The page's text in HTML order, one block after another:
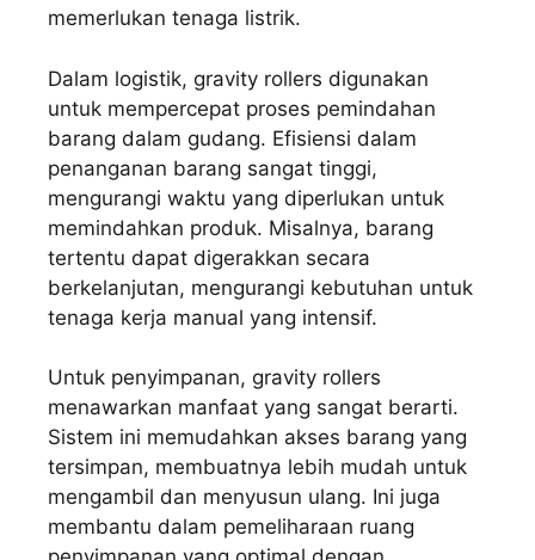
memerlukan tenaga listrik.
Dalam logistik, gravity rollers digunakan
untuk mempercepat proses pemindahan
barang dalam gudang. Efisiensi dalam
penanganan barang sangat tinggi,
mengurangi waktu yang diperlukan untuk
memindahkan produk. Misalnya, barang
tertentu dapat digerakkan secara
berkelanjutan, mengurangi kebutuhan untuk
tenaga kerja manual yang intensif.
Untuk penyimpanan, gravity rollers
menawarkan manfaat yang sangat berarti.
Sistem ini memudahkan akses barang yang
tersimpan, membuatnya lebih mudah untuk
mengambil dan menyusun ulang. Ini juga
membantu dalam pemeliharaan ruang